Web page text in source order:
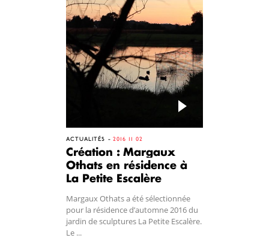
ACTUALITÉS 2016 11 02
Création : Margaux
Othats en résidence à
La Petite Escalère
Margaux Othats a été sélectionnée
pour la résidence d’automne 2016 du
jardin de sculptures La Petite Escalère.
Le ...